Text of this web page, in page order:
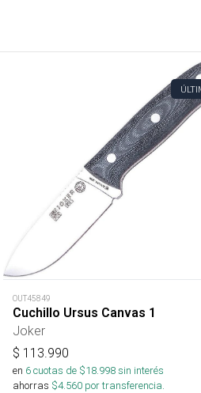
OUT45849
Cuchillo Ursus Canvas 1
Joker
$ 113.990
en 6cuotas de $18.998sin interés
ahorras $4.560 por transferencia.